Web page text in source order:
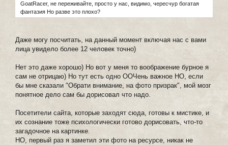
GoatRacer, не переживайте, просто у нас, видимо, чересчур богатая
фантазия Но разве это плохо?
Даже могу посчитать, на данный момент включая нас с вами
лица увидело более 12 человек точно)
Нет это даже хорошо) Но вот у меня то воображение бурное я
сам не отрицаю) Но тут есть одно ООЧень важное НО, если
бы мне сказали "Обрати внимание, на фото призрак", мой мозг
понятное дело сам бы дорисовал что надо.
Посетители сайта, которые заходят сюда, готовы к мистике, и
их сознание тоже психологически готово дорисовать, что-то
загадочное на картинке.
НО, первый раз я заметил эти фото на ресурсе, никак не